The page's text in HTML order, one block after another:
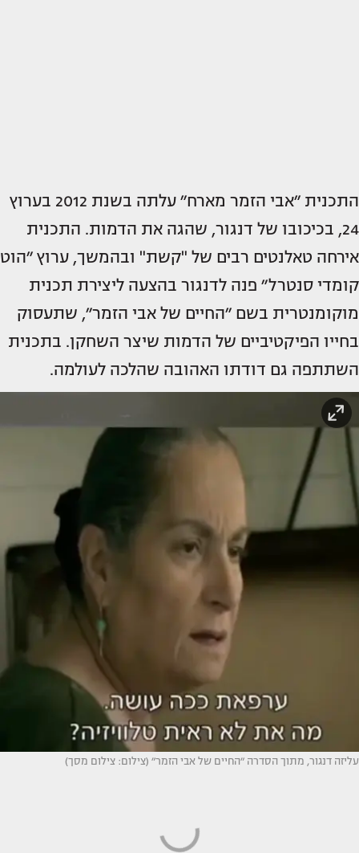
התכנית ״אבי הזמר מארח״ עלתה בשנת 2012 בערוץ
24, בכיכובו של דנגור, שהגה את הדמות. התכנית
אירחה טאלנטים רבים של "קשת" ובהמשך, ערוץ ״הוט
קומדי סנטרל״ פנה לדנגור בהצעה ליצירת תכנית
מוקומנטרית בשם ״החיים של אבי הזמר״, שתעסוק
בחייו הפיקטיביים של הדמות שיצר השחקן. בתכנית
השתתפה גם דודתו האהובה שהלכה לעולמה.
עליזה דנגור, מתוך הסדרה ״החיים של אבי הזמר״ (צילום: צילום מסך)